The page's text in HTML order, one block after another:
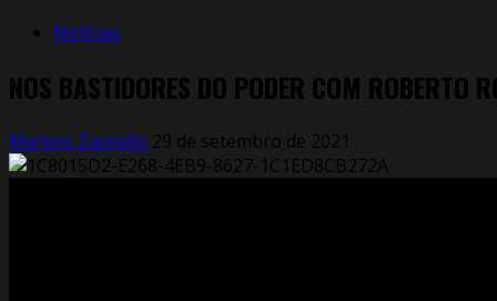
Notícias
NOS BASTIDORES DO PODER COM ROBERTO
Markos Zaurelio 29 de setembro de 2021